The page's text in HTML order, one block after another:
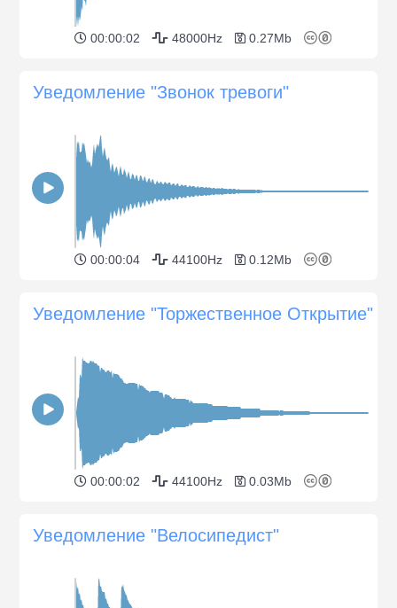
00:00:02 48000Hz 0.27Mb
Уведомление "Звонок тревоги"
00:00:04 44100Hz 0.12Mb
Уведомление "Торжественное Открытие"
00:00:02 44100Hz 0.03Mb
Уведомление "Велосипедист"